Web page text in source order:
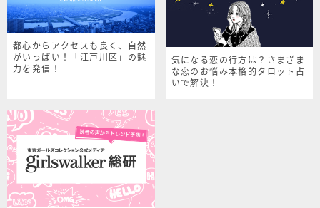
都心からアクセスも良く、自然
がいっぱい！「江戸川区」の魅
力を発信！
気になる恋の行方は？さまざま
な恋のお悩み本格的タロット占
いで解決！